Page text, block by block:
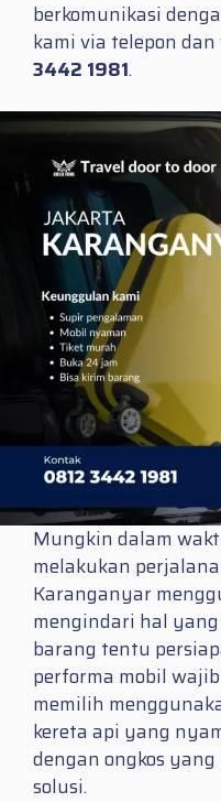
berkomunikasi
kami via telepon
3442 1981.
Mungkin dalam
melakukan
Karanganyar
mengindari hal
barang tentu
performa mobil
memilih
kereta api yang
dengan ongkos
solusi.